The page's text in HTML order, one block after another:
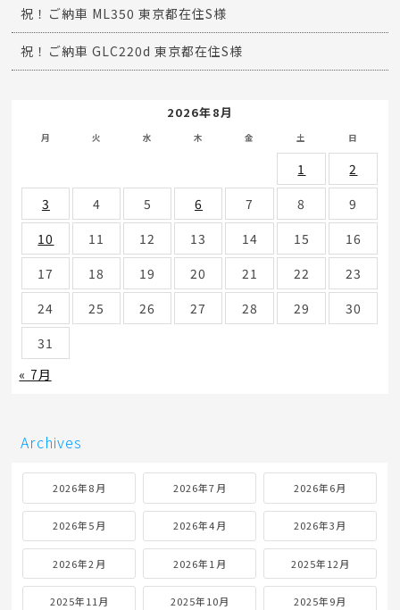
祝！ご納車 ML350 東京都在住S様
祝！ご納車 GLC220d 東京都在住S様
2026年8月
月 火 水 木 金 土 日
1
2
3
4 5 6 7 8
9
10
11 12 13 14 15
16
17
18 19 20 21 22
23
24
25 26 27 28 29
30
31
« 7月
Archives
2026年8月 2026年7月 2026年6月
2026年5月 2026年4月 2026年3月
2026年2月 2026年1月 2025年12月
2025年11月 2025年10月 2025年9月